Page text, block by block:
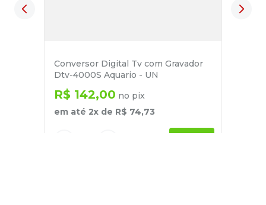
Conversor Digital Tv com Gravador
Dtv-4000S Aquario - UN
R$ 142,00 no pix
em até 2x de R$ 74,73